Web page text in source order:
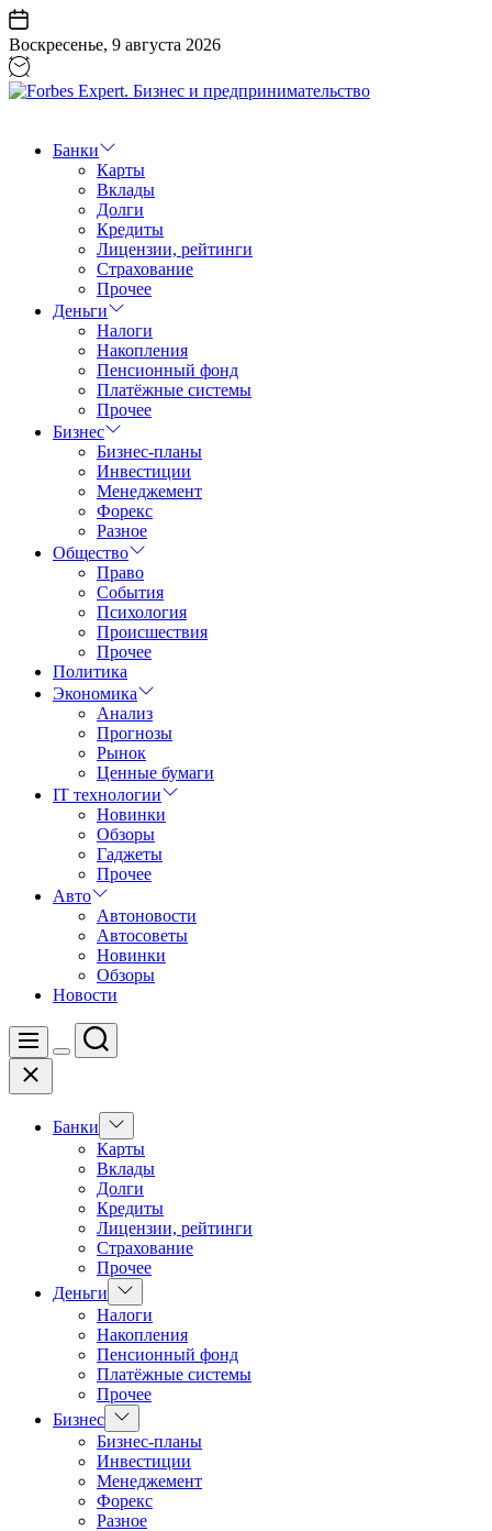
Перейти
к
содержанию
Воскресенье, 9 августа 2026
Бизнес
предпринимательство
Банки
Карты
Вклады
Долги
Кредиты
Лицензии, рейтинги
Страхование
Прочее
Деньги
Налоги
Накопления
Пенсионный фонд
Платёжные системы
Прочее
Бизнес
Бизнес-планы
Инвестиции
Менеджемент
Форекс
Разное
Общество
Право
События
Психология
Происшествия
Прочее
Политика
Экономика
Анализ
Прогнозы
Рынок
Ценные бумаги
IT технологии
Новинки
Обзоры
Гаджеты
Прочее
Авто
Автоновости
Автосоветы
Новинки
Обзоры
Новости
Меню
Цвет
Поиск
Закрыть
Банки
Показать
подменю
Карты
Вклады
Долги
Кредиты
Лицензии, рейтинги
Страхование
Прочее
Деньги
Показать
подменю
Налоги
Накопления
Пенсионный фонд
Платёжные системы
Прочее
Бизнес Показать
подменю
Бизнес-планы
Инвестиции
Менеджемент
Форекс
Разное